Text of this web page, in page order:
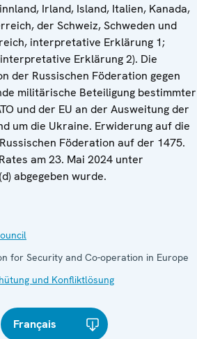
Irland, Island, Italien, Kanada,
der Schweiz, Schweden und
interpretative Erklärung 1;
Erklärung 2). Die
der Russischen Föderation gegen
militärische Beteiligung bestimmter
und der EU an der Ausweitung der
um die Ukraine. Erwiderung auf die
Föderation auf der 1475.
am 23. Mai 2024 unter
abgegeben wurde.
for Security and Co-operation in Europe
und Konfliktlösung
Français